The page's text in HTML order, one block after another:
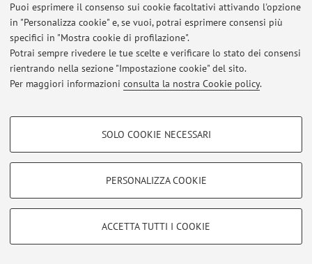
Puoi esprimere il consenso sui cookie facoltativi attivando l'opzione
in "Personalizza cookie" e, se vuoi, potrai esprimere consensi più
specifici in "Mostra cookie di profilazione".
Potrai sempre rivedere le tue scelte e verificare lo stato dei consensi
rientrando nella sezione "Impostazione cookie" del sito.
Per maggiori informazioni consulta la nostra Cookie policy.
COOKIE DI PROFILAZIONE - FACOLTATIVI
COOKIE TECNICI - NECESSARI
Si tratta di cookie tecnici utilizzati, a titolo esemplificativo, per il corretto
SOLO COOKIE NECESSARI
PERSONALIZZA COOKIE
ACCETTA TUTTI I COOKIE
Area riservata
Accedi tramiteloginper gestire tutti i contenuti del sito.
© 2026 - ALMA MATER STUDIORUM - Università di Bologna - Via
Zamboni, 33 - 40126 Bologna - Partita IVA: 01131710376